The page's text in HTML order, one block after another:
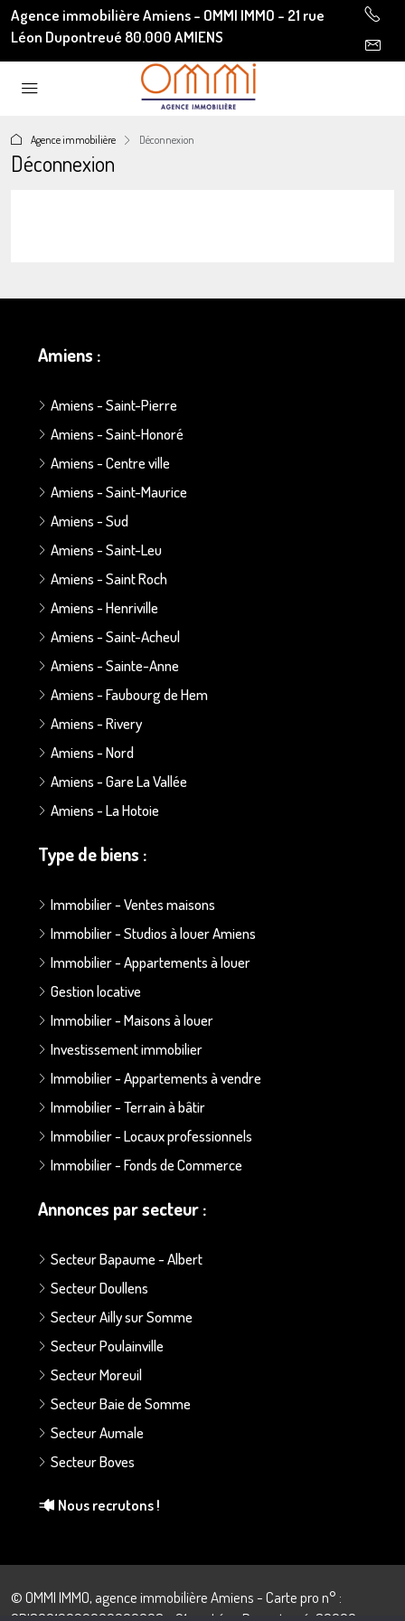
Agence immobilière Amiens - OMMI IMMO - 21 rue
Léon Dupontreué 80.000 AMIENS
Agence immobilière Déconnexion
Déconnexion
Amiens :
Amiens - Saint-Pierre
Amiens - Saint-Honoré
Amiens - Centre ville
Amiens - Saint-Maurice
Amiens - Sud
Amiens - Saint-Leu
Amiens - Saint Roch
Amiens - Henriville
Amiens - Saint-Acheul
Amiens - Sainte-Anne
Amiens - Faubourg de Hem
Amiens - Rivery
Amiens - Nord
Amiens - Gare La Vallée
Amiens - La Hotoie
Type de biens :
Immobilier - Ventes maisons
Immobilier - Studios à louer Amiens
Immobilier - Appartements à louer
Gestion locative
Immobilier - Maisons à louer
Investissement immobilier
Immobilier - Appartements à vendre
Immobilier - Terrain à bâtir
Immobilier - Locaux professionnels
Immobilier - Fonds de Commerce
Annonces par secteur :
Secteur Bapaume - Albert
Secteur Doullens
Secteur Ailly sur Somme
Secteur Poulainville
Secteur Moreuil
Secteur Baie de Somme
Secteur Aumale
Secteur Boves
Nous recrutons !
© OMMI IMMO, agence immobilière Amiens - Carte pro n° :